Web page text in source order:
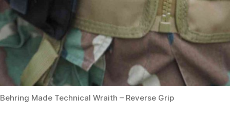
Behring Made Technical Wraith – Reverse Grip